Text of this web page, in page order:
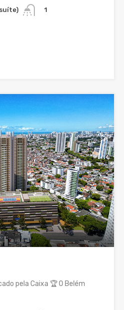
1
pela Caixa 🏆 O Belém